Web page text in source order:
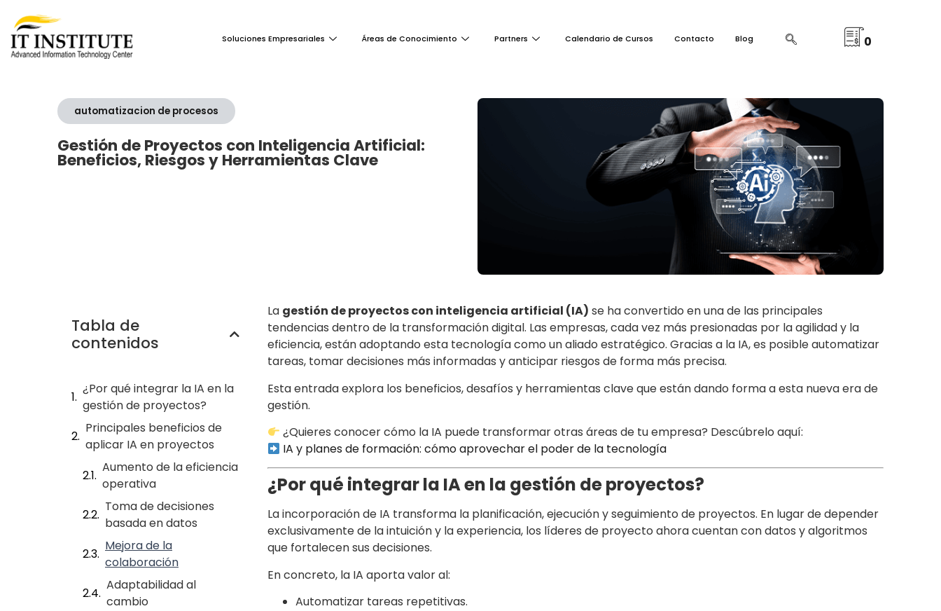
Soluciones Empresariales Áreas de Conocimiento Partners Calendario de Cursos Contacto Blog 0
automatizacion de procesos
Gestión de Proyectos con Inteligencia Artificial:
Beneficios, Riesgos y Herramientas Clave
Tabla de
contenidos
¿Por qué integrar la IA en la
gestión de proyectos?
Principales beneficios de
aplicar IA en proyectos
Aumento de la eficiencia
operativa
Toma de decisiones
basada en datos
Mejora de la
colaboración
Adaptabilidad al
cambio
La gestión de proyectos con inteligencia artificial (IA) se ha convertido en una de las principales
tendencias dentro de la transformación digital. Las empresas, cada vez más presionadas por la agilidad y la
eficiencia, están adoptando esta tecnología como un aliado estratégico. Gracias a la IA, es posible automatizar
tareas, tomar decisiones más informadas y anticipar riesgos de forma más precisa.
Esta entrada explora los beneficios, desafíos y herramientas clave que están dando forma a esta nueva era de
gestión.
¿Quieres conocer cómo la IA puede transformar otras áreas de tu empresa? Descúbrelo aquí:
IA y planes de formación: cómo aprovechar el poder de la tecnología
¿Por qué integrar la IA en la gestión de proyectos?
La incorporación de IA transforma la planificación, ejecución y seguimiento de proyectos. En lugar de depender
exclusivamente de la intuición y la experiencia, los líderes de proyecto ahora cuentan con datos y algoritmos
que fortalecen sus decisiones.
En concreto, la IA aporta valor al:
Automatizar tareas repetitivas.